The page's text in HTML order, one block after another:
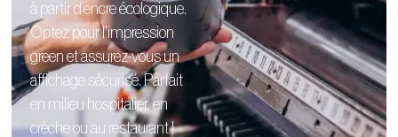
à partir d’encre écologique.
Optez pour l’impression
green et assurez-vous un
affichage sécurisé. Parfait
en milieu hospitalier, en
crèche ou au restaurant !